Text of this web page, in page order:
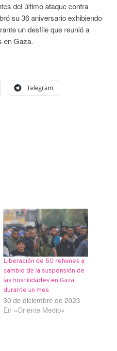
del último ataque contra
su 36 aniversario exhibiendo
un desfile que reunió a
en Gaza.
Telegram
Liberación de 50 rehenes a
cambio de la suspensión de
las hostilidades en Gaza
durante un mes
30 de diciembre de 2023
En «Oriente Medio»